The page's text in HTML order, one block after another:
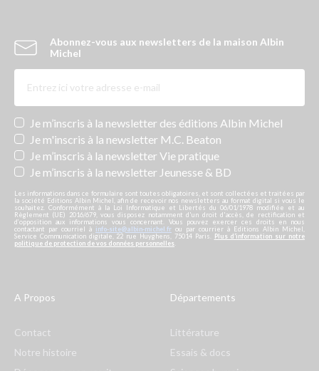
Abonnez-vous aux newsletters de la maison Albin
Michel
Newsletters
Je m’inscris à la newsletter des éditions Albin Michel
Je m'inscris à la newsletter M.C. Beaton
Je m’inscris à la newsletter Vie pratique
Je m’inscris à la newsletter Jeunesse & BD
Les informations dans ce formulaire sont toutes obligatoires, et sont collectées et traitées par
la société Editions Albin Michel, afin de recevoir nos newsletters au format digital si vous le
souhaitez. Conformément à la Loi Informatique et Libertés du 06/01/1978 modifiée et au
Règlement (UE) 2016/679, vous disposez notamment d'un droit d'accès, de rectification et
d’opposition aux informations vous concernant. Vous pouvez exercer ces droits en nous
contactant par courriel à info-site@albin-michel.fr ou par courrier à Editions Albin Michel,
Service Communication digitale, 22 rue Huyghens, 75014 Paris.
Plus d’information sur notre
politique de protection de vos données personnelles
A Propos
Contact
Notre histoire
Départements
Littérature
Essais & docs